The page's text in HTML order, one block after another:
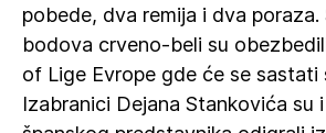
pobede, dva remija i dva poraza.
bodova crveno-beli su
of Lige Evrope gde će se sastati
Izabranici Dejana Stankovića su